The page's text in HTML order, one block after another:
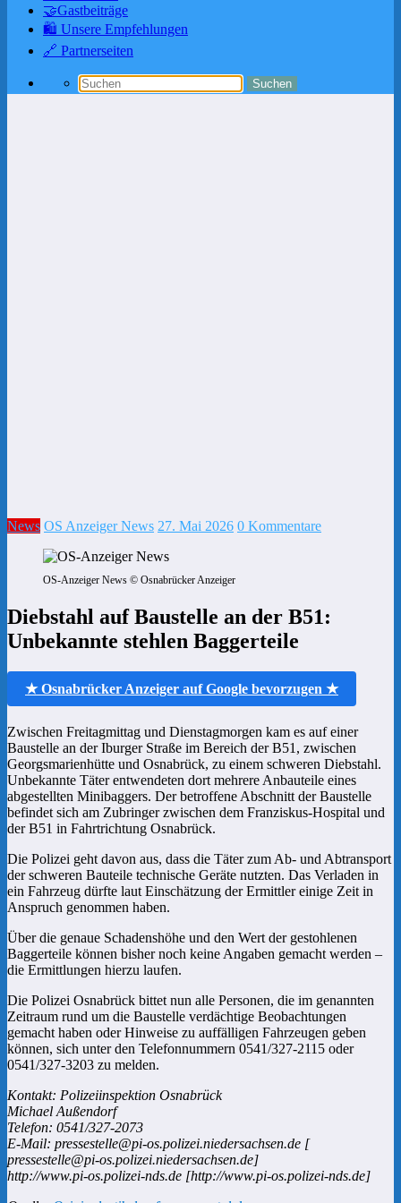
🤝Gastbeiträge
🛍️ Unsere Empfehlungen
🔗 Partnerseiten
News OS Anzeiger News 27. Mai 2026 0 Kommentare
OS-Anzeiger News © Osnabrücker Anzeiger
Diebstahl auf Baustelle an der B51:
Unbekannte stehlen Baggerteile
★ Osnabrücker Anzeiger auf Google bevorzugen ★
Zwischen Freitagmittag und Dienstagmorgen kam es auf einer
Baustelle an der Iburger Straße im Bereich der B51, zwischen
Georgsmarienhütte und Osnabrück, zu einem schweren Diebstahl.
Unbekannte Täter entwendeten dort mehrere Anbauteile eines
abgestellten Minibaggers. Der betroffene Abschnitt der Baustelle
befindet sich am Zubringer zwischen dem Franziskus-Hospital und
der B51 in Fahrtrichtung Osnabrück.
Die Polizei geht davon aus, dass die Täter zum Ab- und Abtransport
der schweren Bauteile technische Geräte nutzten. Das Verladen in
ein Fahrzeug dürfte laut Einschätzung der Ermittler einige Zeit in
Anspruch genommen haben.
Über die genaue Schadenshöhe und den Wert der gestohlenen
Baggerteile können bisher noch keine Angaben gemacht werden –
die Ermittlungen hierzu laufen.
Die Polizei Osnabrück bittet nun alle Personen, die im genannten
Zeitraum rund um die Baustelle verdächtige Beobachtungen
gemacht haben oder Hinweise zu auffälligen Fahrzeugen geben
können, sich unter den Telefonnummern 0541/327-2115 oder
0541/327-3203 zu melden.
Kontakt: Polizeiinspektion Osnabrück
Michael Außendorf
Telefon: 0541/327-2073
E-Mail: pressestelle@pi-os.polizei.niedersachsen.de [
pressestelle@pi-os.polizei.niedersachsen.de]
http://www.pi-os.polizei-nds.de [http://www.pi-os.polizei-nds.de]